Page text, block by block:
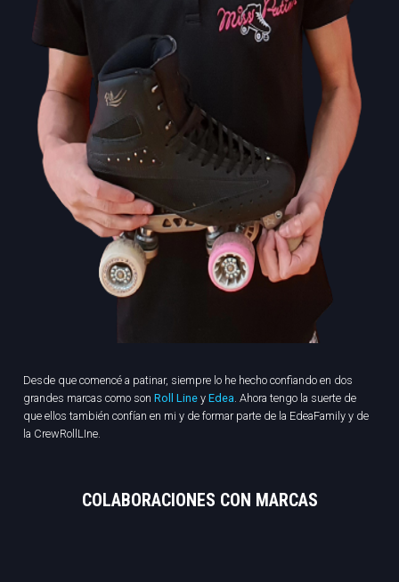
Desde que comencé a patinar, siempre lo he hecho confiando en dos
grandes marcas como son Roll Liney Edea . Ahora tengo la suerte de
que ellos también confían en mi y de formar parte de la EdeaFamily y de
la CrewRollLIne.
COLABORACIONES CON MARCAS